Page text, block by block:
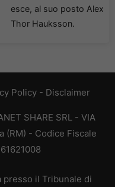
esce, al suo posto Alex
Thor Hauksson.
Policy - Disclaimer
SHARE SRL - VIA
(RM) - Codice Fiscale
presso il Tribunale di